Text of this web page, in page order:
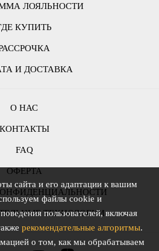
ЛОЯЛЬНОСТИ
КУПИТЬ
И ДОСТАВКА
О НАС
КОНТАКТЫ
FAQ
ОФЕРТА
ТЕХНОЛОГИИ
сайта и его адаптации к вашим
файлы cookie и
пользователей, включая
рекомендательные алгоритмы.
о том, как мы обрабатываем